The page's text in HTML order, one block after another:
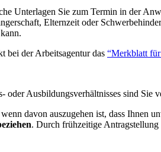
Unterlagen Sie zum Termin in der
Elternzeit oder
bei der Arbeitsagentur das “Merkblatt
oder Ausbildungsver­hältnisses sind Sie
davon auszugehen ist, dass Ihnen
. Durch frühzeitige Antragstellung